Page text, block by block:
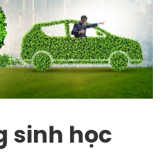
sinh học